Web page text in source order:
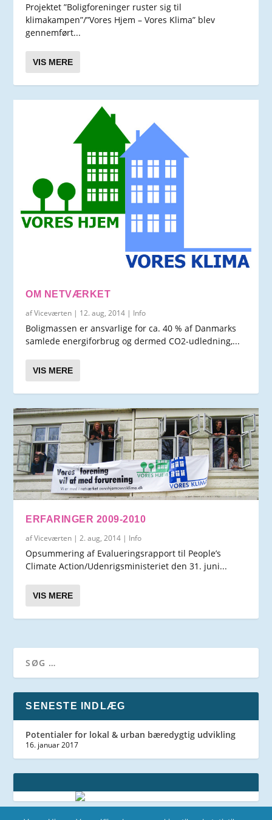
Projektet ”Boligforeninger ruster sig til
klimakampen”/”Vores Hjem – Vores Klima” blev
gennemført...
VIS MERE
OM NETVÆRKET
afViceværten | 12. aug, 2014 | Info
Boligmassen er ansvarlige for ca. 40 % af Danmarks
samlede energiforbrug og dermed CO2-udledning,...
VIS MERE
ERFARINGER 2009-2010
afViceværten |2. aug, 2014 | Info
Opsummering af Evalueringsrapport til People’s
Climate Action/Udenrigsministeriet den 31. juni...
VIS MERE
SENESTE INDLÆG
Potentialer for lokal & urban bæredygtig udvikling
16. januar 2017